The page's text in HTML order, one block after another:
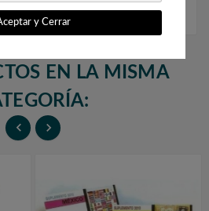
y Cerrar
(montado con estuches)
EN LA MISMA
 